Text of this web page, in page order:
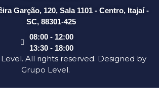
Garção, 120, Sala 1101 - Centro, Itajaí -
SC, 88301-425
08:00 - 12:00
13:30 - 18:00
All rights reserved. Designed by
Grupo Level.